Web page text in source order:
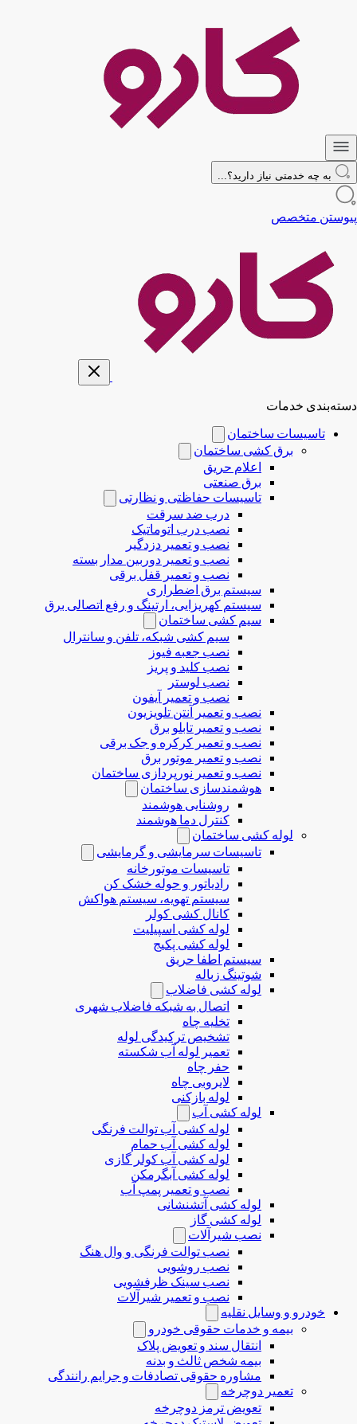
به چه خدمتی نیاز دارید؟...
پیوستن متخصص
دسته‌بندی خدمات
تاسیسات ساختمان
برق کشی ساختمان
اعلام حریق
برق صنعتی
تاسیسات حفاظتی و نظارتی
درب ضد سرقت
نصب درب‌ اتوماتیک
نصب و تعمیر دزدگیر
نصب و تعمیر دوربین مدار بسته
نصب و تعمیر قفل برقی
سیستم برق اضطراری
سیستم کهریزایی، ارتینگ و رفع اتصالی برق
سیم کشی ساختمان
سیم کشی شبکه، تلفن و سانترال
نصب جعبه فیوز
نصب کلید و پریز
نصب لوستر
نصب و تعمیر آیفون
نصب و تعمیر آنتن تلویزیون
نصب و تعمیر تابلو برق
نصب و تعمیر کرکره و جک برقی
نصب و تعمیر موتور برق
نصب و تعمیر نورپردازی ساختمان
هوشمندسازی ساختمان
روشنایی هوشمند
کنترل دما هوشمند
لوله کشی ساختمان
تاسیسات سرمایشی و گرمایشی
تاسیسات موتورخانه
رادیاتور و حوله خشک کن
سیستم تهویه، سیستم هواکش
کانال کشی کولر
لوله کشی اسپیلیت
لوله کشی پکیج
سیستم اطفا حریق
شوتینگ زباله
لوله كشی فاضلاب
اتصال به شبکه فاضلاب شهری
تخلیه چاه
تشخیص ترکیدگی لوله
تعمیر لوله آب شکسته
حفر چاه
لایروبی چاه
لوله بازکنی
لوله کشی آب
لوله کشی آب توالت فرنگی
لوله کشی آب حمام
لوله کشی آب کولر گازی
لوله کشی آبگرمکن
نصب و تعمیر پمپ آب
لوله کشی آتشنشانی
لوله کشی گاز
نصب شیرآلات
نصب توالت فرنگی و وال هنگ
نصب روشویی
نصب سینک ظرفشویی
نصب و تعمیر شیرآلات
خودرو و وسایل نقلیه
بیمه و خدمات حقوقی خودرو
انتقال سند و تعویض پلاک
بیمه شخص ثالث و بدنه
مشاوره حقوقی تصادفات و جرایم رانندگی
تعمیر دوچرخه
تعویض ترمز دوچرخه